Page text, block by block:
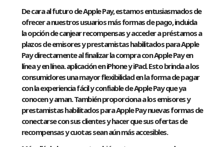
De cara al futuro de Apple Pay, estamos entusiasmados de
ofrecer a nuestros usuarios más formas de pago, incluida
la opción de canjear recompensas y acceder a préstamos a
plazos de emisores y prestamistas habilitados para Apple
Pay directamente al finalizar la compra con Apple Pay en
línea y en línea. aplicación en iPhone y iPad. Esto brinda a los
consumidores una mayor flexibilidad en la forma de pagar
con la experiencia fácil y confiable de Apple Pay que ya
conocen y aman. También proporciona a los emisores y
prestamistas habilitados para Apple Pay nuevas formas de
conectarse con sus clientes y hacer que sus ofertas de
recompensas y cuotas sean aún más accesibles.